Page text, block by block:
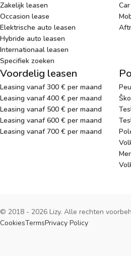
Zakelijk leasen
Occasion lease
Elektrische auto leasen
Hybride auto leasen
Internationaal leasen
Specifiek zoeken
Voordelig leasen
Leasing vanaf 300 € per maand
Leasing vanaf 400 € per maand
Leasing vanaf 500 € per maand
Leasing vanaf 600 € per maand
Leasing vanaf 700 € per maand
© 2018 - 2026 Lizy. Alle rechten
CookiesTermsPrivacy Policy